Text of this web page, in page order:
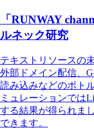
「RUNWAY
ルネック研究
テキストリソースの
外部ドメイン配信、
読み込みなどのボト
ミュレーションでは
する結果が得られま
できます。